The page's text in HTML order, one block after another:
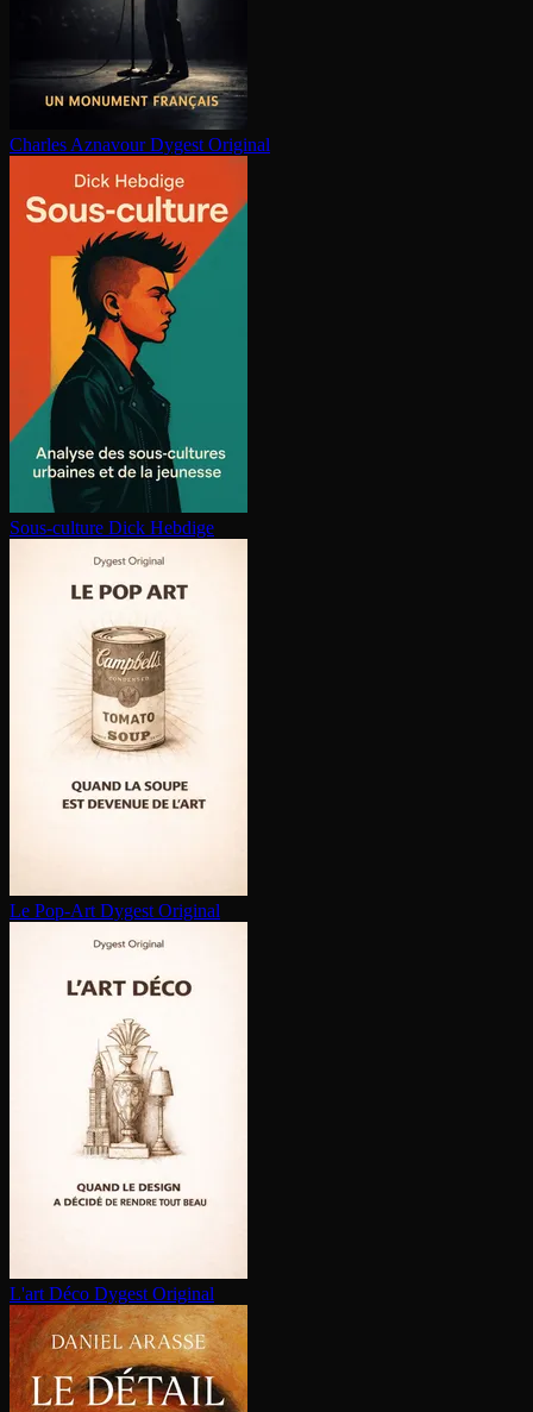
Charles Aznavour Dygest Original
Sous-culture Dick Hebdige
Le Pop-Art Dygest Original
L'art Déco Dygest Original